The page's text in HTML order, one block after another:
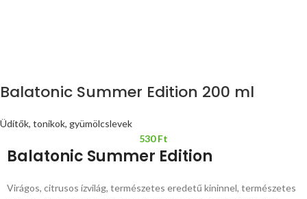
Balatonic Summer Edition 200 ml
Üdítők, tonikok, gyümölcslevek
530Ft
Balatonic Summer Edition
Virágos, citrusos ízvilág, természetes eredetű kininnel, természetes